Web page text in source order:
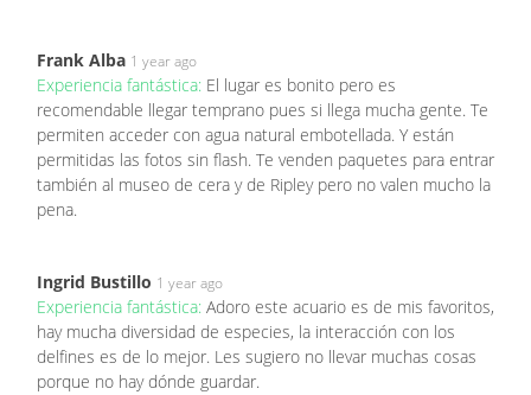
Frank Alba 1 year ago
Experiencia fantástica: El lugar es bonito pero es
recomendable llegar temprano pues si llega mucha gente. Te
permiten acceder con agua natural embotellada. Y están
permitidas las fotos sin flash. Te venden paquetes para entrar
también al museo de cera y de Ripley pero no valen mucho la
pena.
Ingrid Bustillo 1 year ago
Experiencia fantástica: Adoro este acuario es de mis favoritos,
hay mucha diversidad de especies, la interacción con los
delfines es de lo mejor. Les sugiero no llevar muchas cosas
porque no hay dónde guardar.